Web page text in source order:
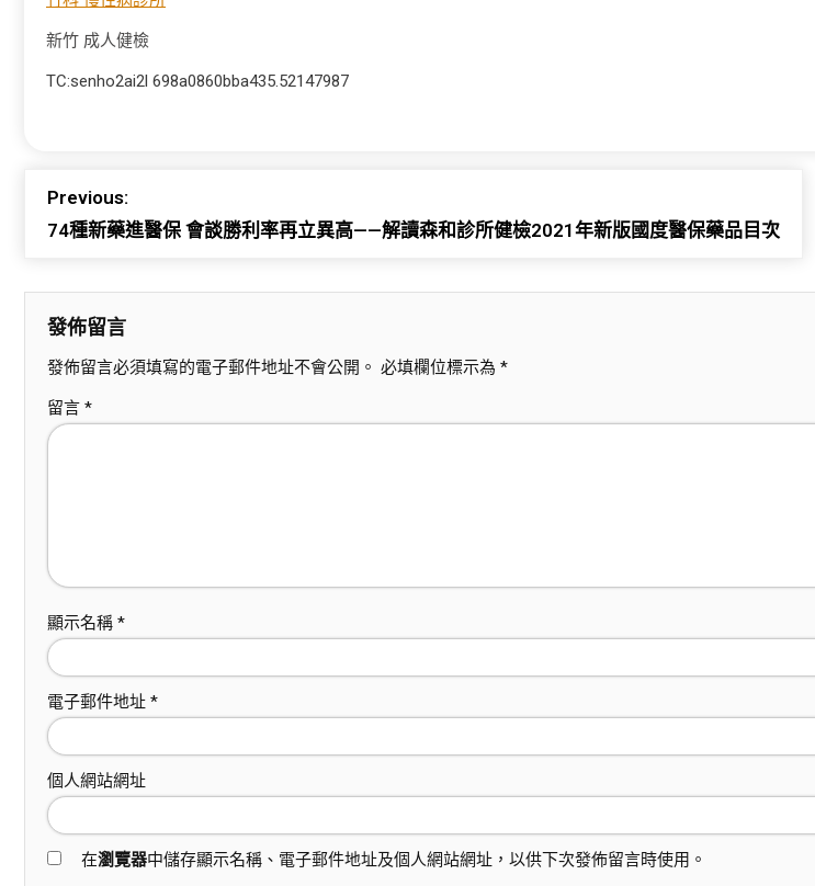
新竹 成人健檢
TC:senho2ai2l 698a0860bba435.52147987
Previous:
74種新藥進醫保 會談勝利率再立異高——解讀森和診所健檢2021年新版國度醫保藥品目次
發佈留言
發佈留言必須填寫的電子郵件地址不會公開。 必填欄位標示為 *
留言 *
顯示名稱 *
電子郵件地址 *
個人網站網址
在瀏覽器中儲存顯示名稱、電子郵件地址及個人網站網址，以供下次發佈留言時使用。